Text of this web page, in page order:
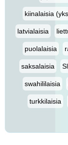
kiinalaisia
latvialaisia
puolalaisia
saksalaisia
swahililaisia
turkkilaisia